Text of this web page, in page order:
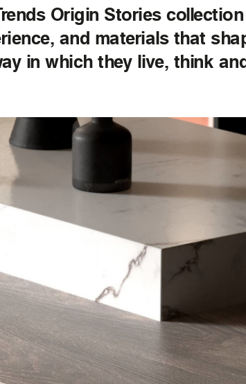
Origin Stories
and materials that
in which they live, think